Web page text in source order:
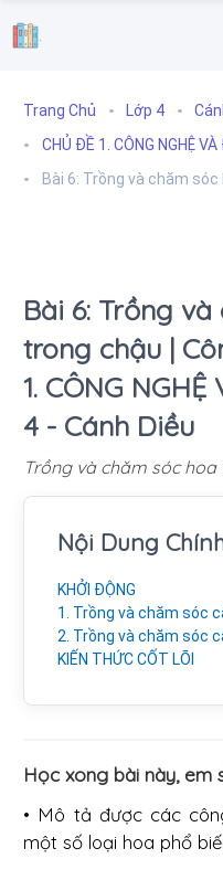
.
Trang Chủ Lớp 4
CHỦ ĐỀ 1. CÔNG NGHỆ VÀ
Bài 6: Trồng và chăm
Bài 6: Trồng
trong chậu |
1. CÔNG
4 - Cánh Diều
Trồng và chăm sóc
Nội Dung
KHỞI ĐỘNG
1. Trồng và chăm sóc
2. Trồng và chăm sóc
KIẾN THỨC CỐT LÕI
Học xong bài này, em
• Mô tả được các
một số loại hoa phổ